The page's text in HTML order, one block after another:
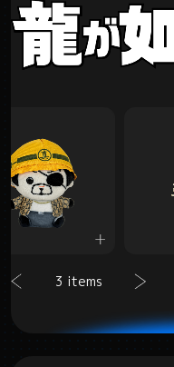
3 items